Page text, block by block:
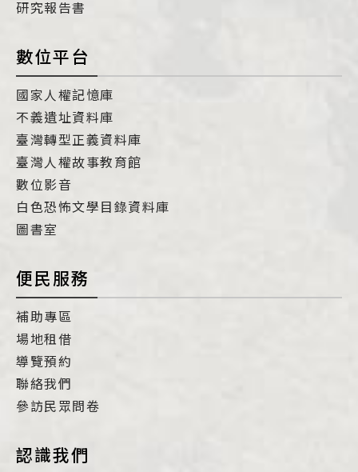
研究報告書
數位平台
國家人權記憶庫
不義遺址資料庫
臺灣轉型正義資料庫
臺灣人權故事教育館
數位影音
白色恐怖文學目錄資料庫
圖書室
便民服務
補助專區
場地租借
導覽預約
聯絡我們
參訪民眾問卷
認識我們